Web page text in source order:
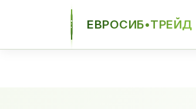
ЕСТ ЕВРОСИБ•ТРЕЙД